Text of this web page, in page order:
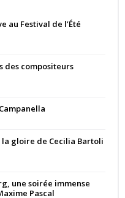
au Festival de l’Été
des compositeurs
la gloire de Cecilia Bartoli
une soirée immense
Pascal